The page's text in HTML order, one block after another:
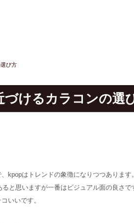
び方
けるカラコンの選
kpopはトレンドの象徴になりつつあります。
と思いますが一番はビジュアル面の良さで
いいです。